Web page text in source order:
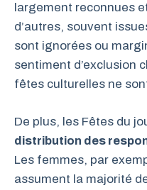
largement reconnues
d’autres, souvent
sont ignorées ou
sentiment d’exclusion
fêtes culturelles ne
De plus, les Fêtes du
distribution des
Les femmes, par
assument la majorité